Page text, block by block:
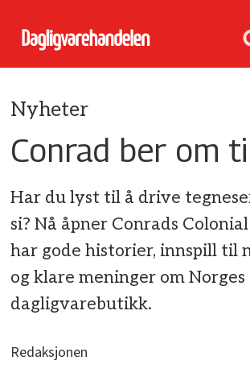
Nyheter
Conrad ber om
Har du lyst til å drive
si? Nå åpner Conrads
har gode historier, innspill til
og klare meninger om Norges
dagligvarebutikk.
Redaksjonen